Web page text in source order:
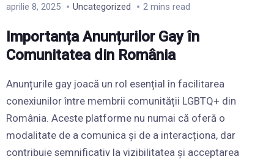
aprilie 8, 2025 Uncategorized 2 mins read
Importanța Anunțurilor Gay în
Comunitatea din România
Anunțurile gay joacă un rol esențial în facilitarea
conexiunilor între membrii comunității LGBTQ+ din
România. Aceste platforme nu numai că oferă o
modalitate de a comunica și de a interacționa, dar
contribuie semnificativ la vizibilitatea și acceptarea